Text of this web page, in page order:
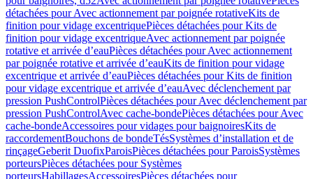
détachées pour Avec actionnement par poignée rotativeKits de
finition pour vidage excentriquePièces détachées pour Kits de
finition pour vidage excentriqueAvec actionnement par poignée
rotative et arrivée d’eauPièces détachées pour Avec actionnement
par poignée rotative et arrivée d’eauKits de finition pour vidage
excentrique et arrivée d’eauPièces détachées pour Kits de finition
pour vidage excentrique et arrivée d’eauAvec déclenchement par
pression PushControlPièces détachées pour Avec déclenchement par
pression PushControlAvec cache-bondePièces détachées pour Avec
cache-bondeAccessoires pour vidages pour baignoiresKits de
raccordementBouchons de bondeTésSystèmes d’installation et de
rinçageGeberit DuofixParoisPièces détachées pour ParoisSystèmes
porteursPièces détachées pour Systèmes
porteursHabillagesAccessoiresPièces détachées pour